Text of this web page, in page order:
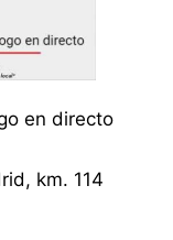
en directo
km. 114